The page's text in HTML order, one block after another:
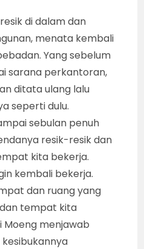
di dalam dan
menata kembali
Yang sebelum
sarana perkantoran,
ditata ulang lalu
seperti dulu.
sebulan penuh
resik-resik dan
kita bekerja.
kembali bekerja.
dan ruang yang
tempat kita
Moeng menjawab
kesibukannya